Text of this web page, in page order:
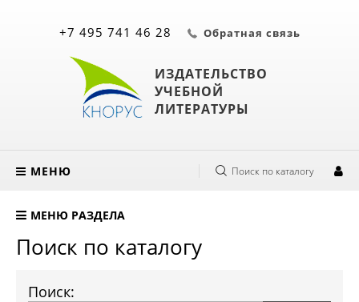
ИЗДАТЕЛЬСТВО
УЧЕБНОЙ
ЛИТЕРАТУРЫ
+7 495 741 46 28 Обратная связь
МЕНЮ Поиск по каталогу
МЕНЮ РАЗДЕЛА
Поиск по каталогу
Поиск: